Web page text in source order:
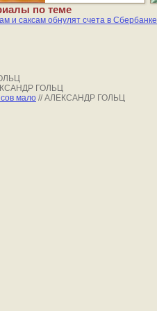
по теме
и саксам обнулят счета в Сбербанке
ГОЛЬЦ
мало // АЛЕКСАНДР ГОЛЬЦ